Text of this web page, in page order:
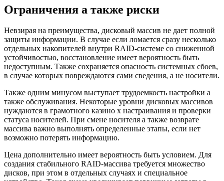
Ограничения а также риски
Невзирая на преимущества, дисковый массив не дает полной
защиты информации. В случае если ломается сразу несколько
отдельных накопителей внутри RAID-системе со сниженной
устойчивостью, восстановление имеет вероятность быть
недоступным. Также сохраняется опасность системных сбоев,
в случае которых повреждаются сами сведения, а не носители.
Также одним минусом выступает трудоемкость настройки а
также обслуживания. Некоторые уровни дисковых массивов
нуждаются в грамотного казино х настраивания и проверки
статуса носителей. При смене носителя а также возврате
массива важно выполнять определенные этапы, если нет
возможно потерять информацию.
Цена дополнительно имеет вероятность быть условием. Для
создания стабильного RAID-массива требуется множество
дисков, при этом в отдельных случаях и специальное